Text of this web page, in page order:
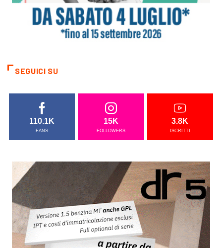
SEGUICI SU
110.1K
FANS
15K
FOLLOWERS
3.8K
ISCRITTI